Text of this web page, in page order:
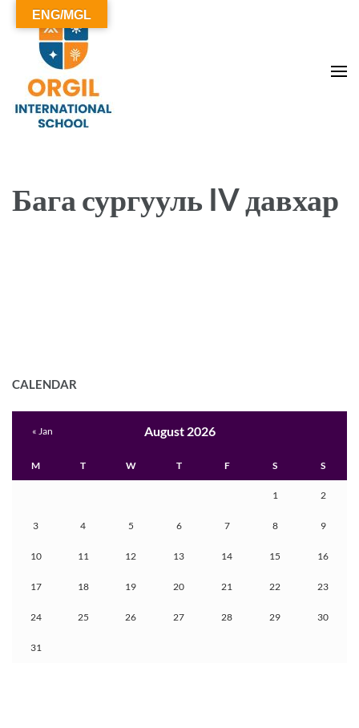
Бага сургууль IV давхар
CALENDAR
August 2026
M T W T F S S
1 2
3 4 5 6 7 8 9
10 11 12 13 14 15 16
17 18 19 20 21 22 23
24 25 26 27 28 29 30
31
« Jan
ENG/MGL